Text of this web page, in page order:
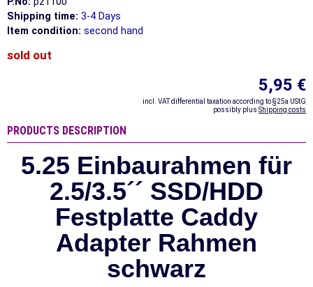
Shipping time: 3-4 Days
Item condition: second hand
sold out
5,95 €
incl. VAT differential taxation according to §25a UStG
possibly plus Shipping costs
PRODUCTS DESCRIPTION
5.25 Einbaurahmen für
2.5/3.5´´ SSD/HDD
Festplatte Caddy
Adapter Rahmen
schwarz